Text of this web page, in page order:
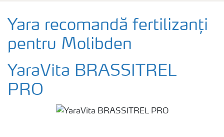
Yara recomandă fertilizanți
pentru Molibden
YaraVita BRASSITREL
PRO